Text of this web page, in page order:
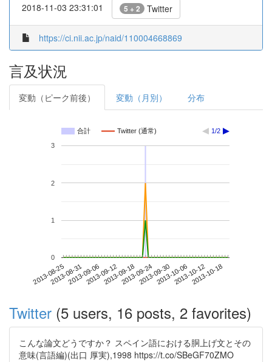
2018-11-03 23:31:01 5 + 2 Twitter
https://ci.nii.ac.jp/naid/110004668869
言及状況
変動（ピーク前後） 変動（月別） 分布
合計 Twitter (通常) 1/2
2013-08-252013-08-312013-09-062013-09-122013-09-182013-09-242013-09-302013-10-062013-10-122013-10-18
0
1
2
3
Twitter (5 users, 16 posts, 2 favorites)
こんな論文どうですか？ スペイン語における胴上げ文とその
意味(言語編)(出口 厚実),1998 https://t.co/SBeGF70ZMO